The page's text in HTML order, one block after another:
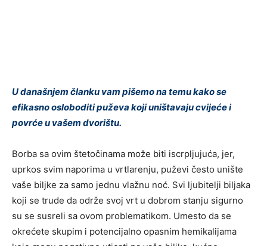
U današnjem članku vam pišemo na temu kako se
efikasno osloboditi puževa koji uništavaju cvijeće i
povrće u vašem dvorištu.
Borba sa ovim štetočinama može biti iscrpljujuća, jer,
uprkos svim naporima u vrtlarenju, puževi često unište
vaše biljke za samo jednu vlažnu noć. Svi ljubitelji biljaka
koji se trude da održe svoj vrt u dobrom stanju sigurno
su se susreli sa ovom problematikom. Umesto da se
okrećete skupim i potencijalno opasnim hemikalijama